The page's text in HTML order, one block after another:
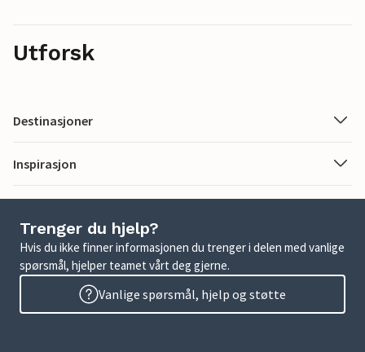
Utforsk
Destinasjoner
Inspirasjon
Trenger du hjelp?
Hvis du ikke finner informasjonen du trenger i delen med vanlige
spørsmål, hjelper teamet vårt deg gjerne.
Vanlige spørsmål, hjelp og støtte